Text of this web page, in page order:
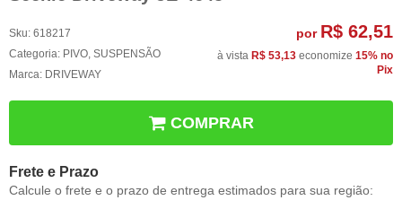
Sku: 618217
Categoria: PIVO, SUSPENSÃO
Marca: DRIVEWAY
por R$ 62,51
à vista R$ 53,13 economize 15% no
Pix
COMPRAR
Frete e Prazo
Calcule o frete e o prazo de entrega estimados para sua região: